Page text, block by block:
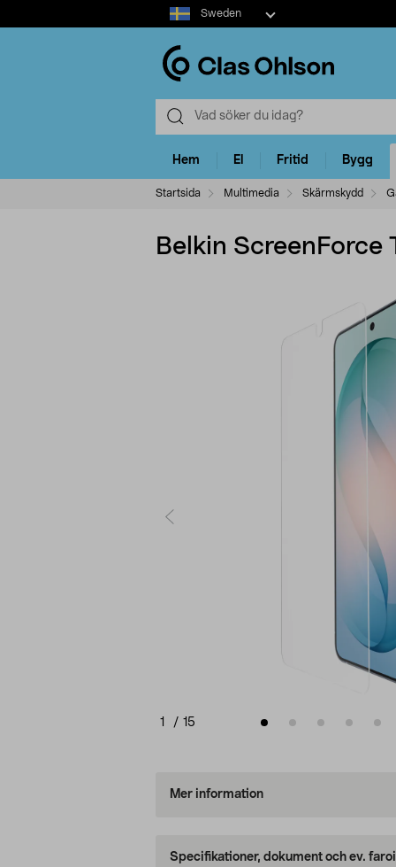
Select
market
Sweden
Hem El Fritid Bygg
Startsida Multimedia Skärmskydd
Belkin
1 / 15
Mer information
Specifikationer, dokument och ev.